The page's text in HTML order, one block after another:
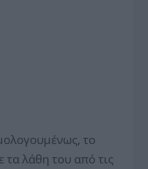
το
λάθη του από τις